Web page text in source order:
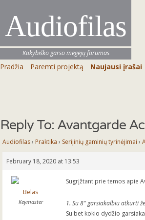
Audiofilas
Kokybiško garso mėgėjų forumas
Pradžia Paremti projektą Naujausi įrašai
Reply To: Avantgarde
Audiofilas› Praktika › Serijinių gaminių tyrinėjimai ›
February 18, 2020 at 13:53
Belas
Keymaster
Sugrįžtant prie temos apie
1. Su 8″ garsiakalbiu atkurti
Su bet kokio dydžio